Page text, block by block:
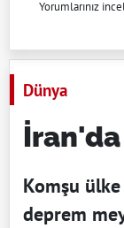
Yorumlarınız
Dünya
Komşu
deprem